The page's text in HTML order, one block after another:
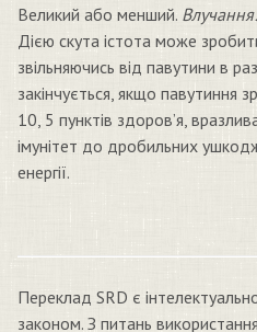
Великий або менший. Влучання:
Дією скута істота може
звільняючись від павутини в
закінчується, якщо павутиння
10, 5 пунктів здоров’я,
імунітет до дробильних
енергії.
Переклад SRD є
законом. З питань